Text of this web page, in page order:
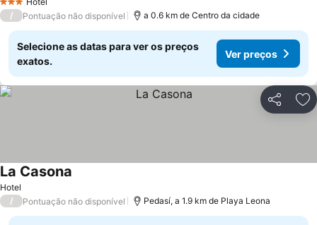
3 Estrelas
/ Pontuação não disponível a 0.6 km de Centro da cidade
Selecione as datas para ver os preços
exatos.
Ver preços
Partilhar
Hotel
La Casona
/ Pontuação não disponível Pedasí, a 1.9 km de Playa Leona